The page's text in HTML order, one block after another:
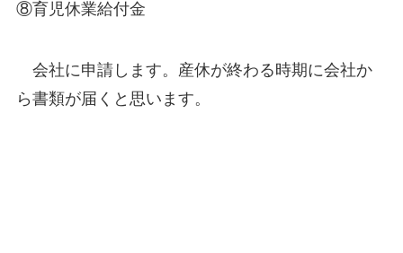
⑧育児休業給付金
会社に申請します。産休が終わる時期に会社か
ら書類が届くと思います。